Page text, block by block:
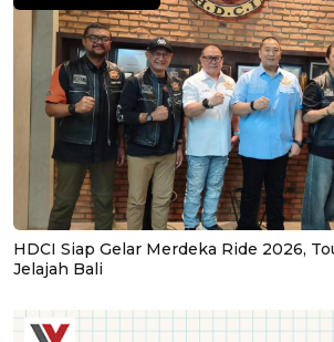
HDCI Siap Gelar Merdeka Ride 2026,
Jelajah Bali